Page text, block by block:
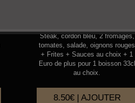
Steak, cordon bleu, 2 fromages,
tomates, salade, oignons rouges
+ Frites + Sauces au choix + 1
Euro de plus pour 1 boisson 33cl
au choix.
8.50€ | AJOUTER